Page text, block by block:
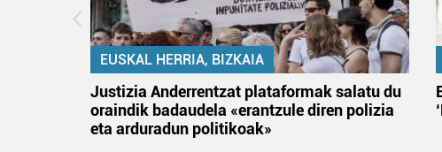
EUSKAL HERRIA, BIZKAIA
Justizia Anderrentzat plataformak salatu du
oraindik badaudela «erantzule diren polizia
eta arduradun politikoak»